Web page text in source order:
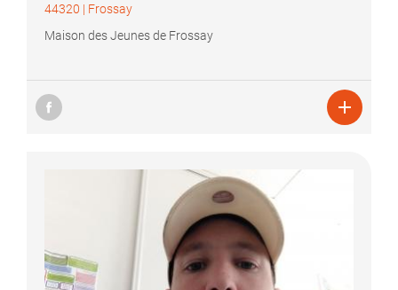
44320 | Frossay
Maison des Jeunes de Frossay
